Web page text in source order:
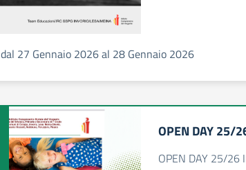
dal 27 Gennaio 2026 al 28 Gennaio 2026
OPEN DAY 25/
OPEN DAY 25/26